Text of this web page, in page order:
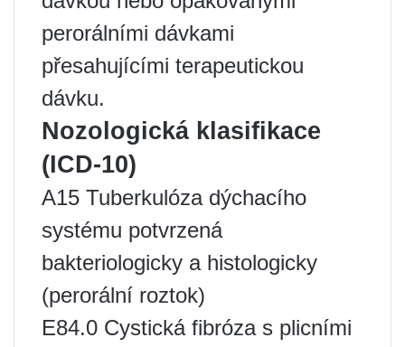
perorálními dávkami
přesahujícími terapeutickou
dávku.
Nozologická klasifikace
(ICD-10)
A15 Tuberkulóza dýchacího
systému potvrzená
bakteriologicky a histologicky
(perorální roztok)
E84.0 Cystická fibróza s plicními